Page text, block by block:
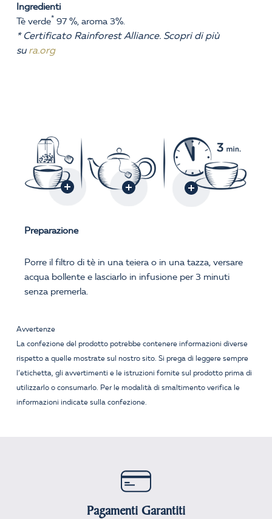
Ingredienti
Tè verde* 97 %, aroma 3%.
* Certificato Rainforest Alliance. Scopri di più
su ra.org
Preparazione
Porre il filtro di tè in una teiera o in una tazza, versare
acqua bollente e lasciarlo in infusione per 3 minuti
senza premerla.
Avvertenze
La confezione del prodotto potrebbe contenere informazioni diverse
rispetto a quelle mostrate sul nostro sito. Si prega di leggere sempre
l’etichetta, gli avvertimenti e le istruzioni fornite sul prodotto prima di
utilizzarlo o consumarlo. Per le modalità di smaltimento verifica le
informazioni indicate sulla confezione.
Pagamenti Garantiti